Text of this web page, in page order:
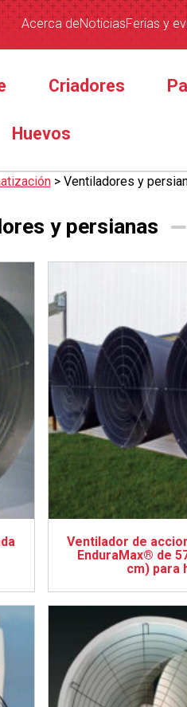
Acerca deNoticiasFerias y
Criadores
Huevos
> Ventiladores y
y persianas
Ventilador de
EnduraMax® de
cm) para